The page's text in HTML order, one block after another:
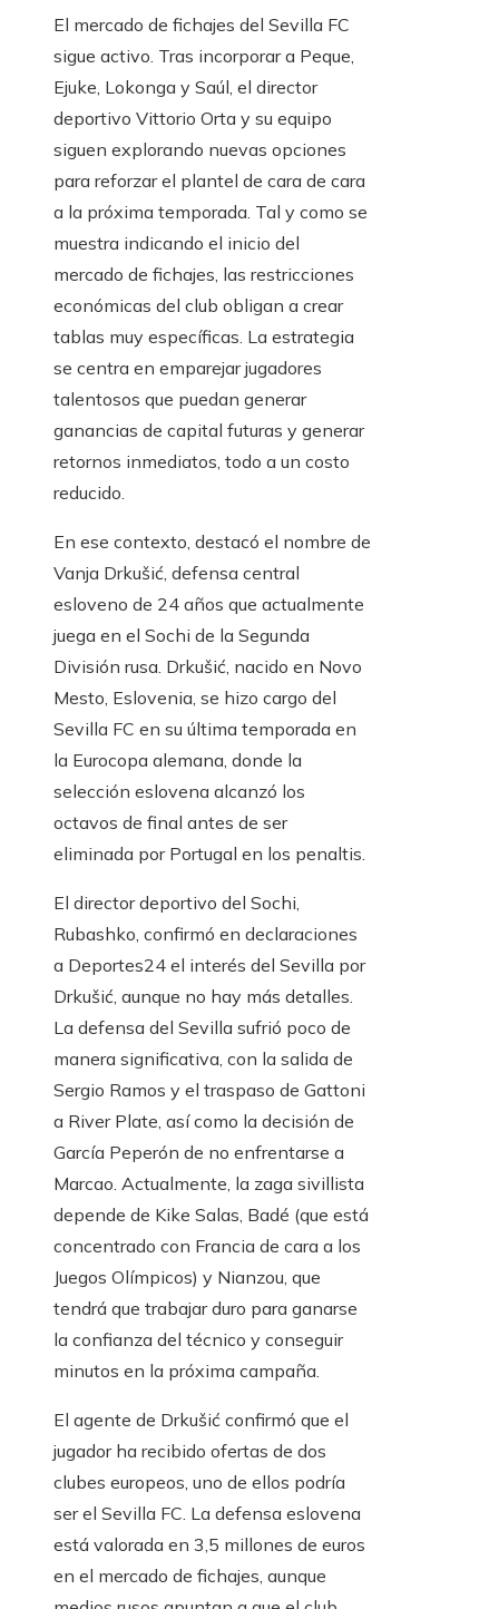
El mercado de fichajes del Sevilla FC
sigue activo. Tras incorporar a Peque,
Ejuke, Lokonga y Saúl, el director
deportivo Vittorio Orta y su equipo
siguen explorando nuevas opciones
para reforzar el plantel de cara de cara
a la próxima temporada. Tal y como se
muestra indicando el inicio del
mercado de fichajes, las restricciones
económicas del club obligan a crear
tablas muy específicas. La estrategia
se centra en emparejar jugadores
talentosos que puedan generar
ganancias de capital futuras y generar
retornos inmediatos, todo a un costo
reducido.
En ese contexto, destacó el nombre de
Vanja Drkušić, defensa central
esloveno de 24 años que actualmente
juega en el Sochi de la Segunda
División rusa. Drkušić, nacido en Novo
Mesto, Eslovenia, se hizo cargo del
Sevilla FC en su última temporada en
la Eurocopa alemana, donde la
selección eslovena alcanzó los
octavos de final antes de ser
eliminada por Portugal en los penaltis.
El director deportivo del Sochi,
Rubashko, confirmó en declaraciones
a Deportes24 el interés del Sevilla por
Drkušić, aunque no hay más detalles.
La defensa del Sevilla sufrió poco de
manera significativa, con la salida de
Sergio Ramos y el traspaso de Gattoni
a River Plate, así como la decisión de
García Peperón de no enfrentarse a
Marcao. Actualmente, la zaga sivillista
depende de Kike Salas, Badé (que está
concentrado con Francia de cara a los
Juegos Olímpicos) y Nianzou, que
tendrá que trabajar duro para ganarse
la confianza del técnico y conseguir
minutos en la próxima campaña.
El agente de Drkušić confirmó que el
jugador ha recibido ofertas de dos
clubes europeos, uno de ellos podría
ser el Sevilla FC. La defensa eslovena
está valorada en 3,5 millones de euros
en el mercado de fichajes, aunque